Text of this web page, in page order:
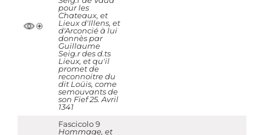
pour les
Chateaux, et
Lieux d'Illens, et
d'Arconcié à lui
donnès par
Guillaume
Seig.r des d.ts
Lieux, et qu'il
promet de
reconnoitre du
dit Loüis, come
semouvants de
son Fief 25. Avril
1341
Fascicolo 9
Hommage, et